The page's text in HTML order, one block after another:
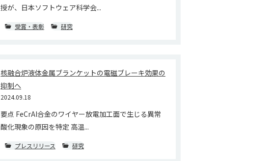
授が、日本ソフトウェア科学会...
受賞・表彰 研究
核融合炉液体金属ブランケットの電磁ブレーキ効果の
抑制へ
2024.09.18
要点 FeCrAl合金のワイヤー放電加工面で生じる異常
酸化現象の原因を特定 高温...
プレスリリース 研究